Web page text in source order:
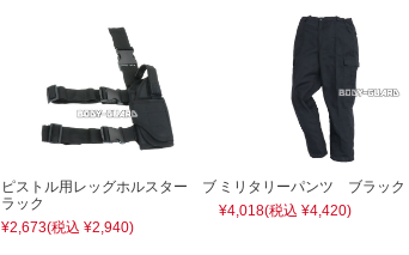
ピストル用レッグホルスター ブ
ラック
¥2,673(税込 ¥2,940)
ミリタリーパンツ ブラック
¥4,018(税込 ¥4,420)